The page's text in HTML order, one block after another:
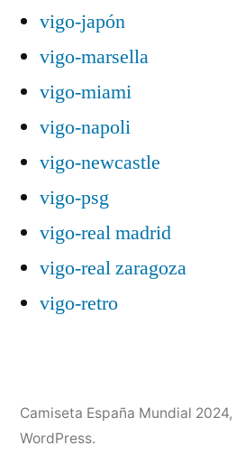
vigo-japón
vigo-marsella
vigo-miami
vigo-napoli
vigo-newcastle
vigo-psg
vigo-real madrid
vigo-real zaragoza
vigo-retro
Camiseta España Mundial 2024,
WordPress.